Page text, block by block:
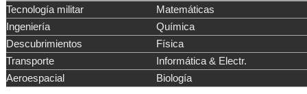
Tecnología militar
Matemáticas
Ingeniería
Química
Descubrimientos
Física
Transporte
Informática & Electr.
Aeroespacial
Biología